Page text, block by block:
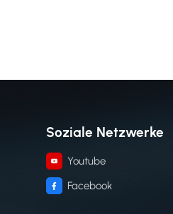
Soziale Netzwerke
Youtube
Facebook